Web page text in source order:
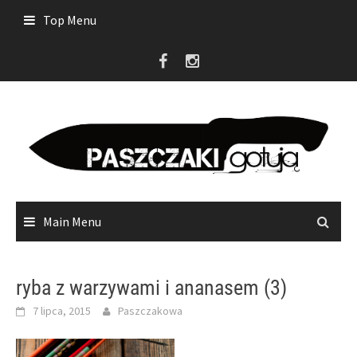
Top Menu
Main Menu
ryba z warzywami i ananasem (3)
7 lipca, 2015 Paszczakowa